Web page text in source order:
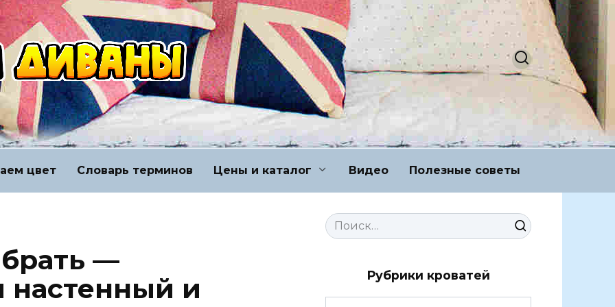
цвет Словарь терминов Цены и каталог Видео Полезные советы
—
настенный и
Search
for:
Рубрики кроватей